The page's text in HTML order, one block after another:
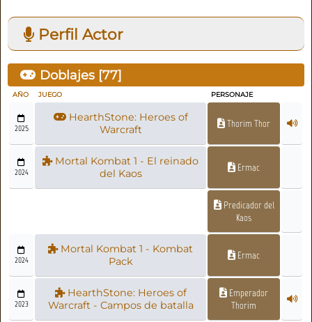
Perfil Actor
Doblajes [77]
AÑO JUEGO PERSONAJE
2025
HearthStone: Heroes of
Warcraft
Thorim Thor
2024
Mortal Kombat 1 - El reinado
del Kaos
Ermac
Predicador del
Kaos
2024
Mortal Kombat 1 - Kombat
Pack
Ermac
2023
HearthStone: Heroes of
Warcraft - Campos de batalla
Emperador
Thorim